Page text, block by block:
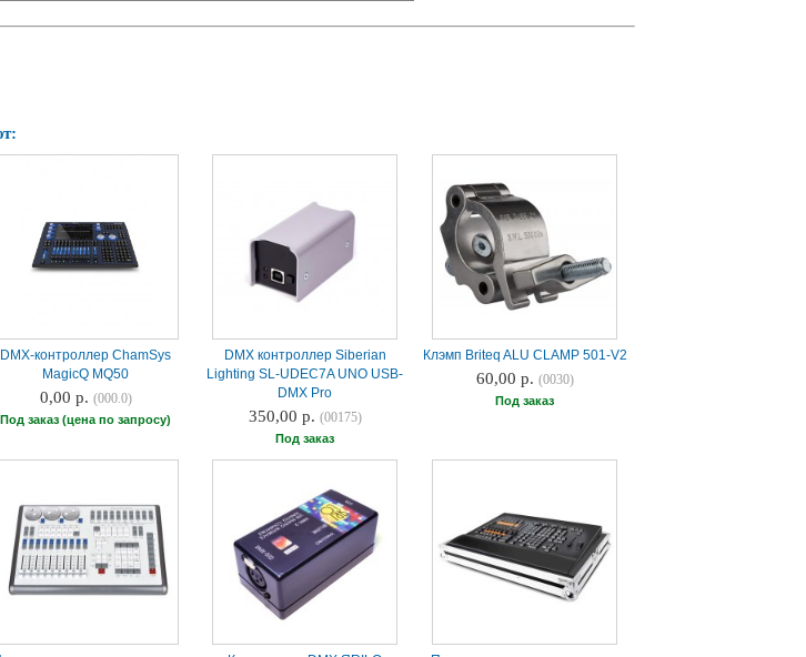
DMX-контроллер ChamSys
MagicQ MQ50
0,00 р. (000.0)
Под заказ (цена по запросу)
DMX контроллер Siberian
Lighting SL-UDEC7A UNO USB-
DMX Pro
350,00 р. (00175)
Под заказ
Клэмп Briteq ALU CLAMP 501-V2
60,00 р. (0030)
Под заказ